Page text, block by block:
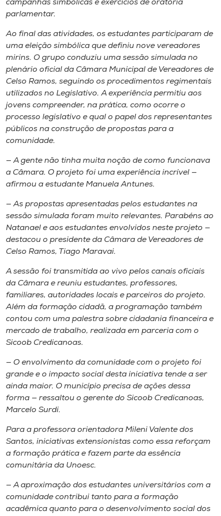
campanhas simbólicas e exercícios de oratória
parlamentar.
Ao final das atividades, os estudantes participaram de
uma eleição simbólica que definiu nove vereadores
mirins. O grupo conduziu uma sessão simulada no
plenário oficial da Câmara Municipal de Vereadores de
Celso Ramos, seguindo os procedimentos regimentais
utilizados no Legislativo. A experiência permitiu aos
jovens compreender, na prática, como ocorre o
processo legislativo e qual o papel dos representantes
públicos na construção de propostas para a
comunidade.
— A gente não tinha muita noção de como funcionava
a Câmara. O projeto foi uma experiência incrível —
afirmou a estudante Manuela Antunes.
— As propostas apresentadas pelos estudantes na
sessão simulada foram muito relevantes. Parabéns ao
Natanael e aos estudantes envolvidos neste projeto —
destacou o presidente da Câmara de Vereadores de
Celso Ramos, Tiago Maravai.
A sessão foi transmitida ao vivo pelos canais oficiais
da Câmara e reuniu estudantes, professores,
familiares, autoridades locais e parceiros do projeto.
Além da formação cidadã, a programação também
contou com uma palestra sobre cidadania financeira e
mercado de trabalho, realizada em parceria com o
Sicoob Credicanoas.
— O envolvimento da comunidade com o projeto foi
grande e o impacto social desta iniciativa tende a ser
ainda maior. O município precisa de ações dessa
forma — ressaltou o gerente do Sicoob Credicanoas,
Marcelo Surdi.
Para a professora orientadora Mileni Valente dos
Santos, iniciativas extensionistas como essa reforçam
a formação prática e fazem parte da essência
comunitária da Unoesc.
— A aproximação dos estudantes universitários com a
comunidade contribui tanto para a formação
acadêmica quanto para o desenvolvimento social dos